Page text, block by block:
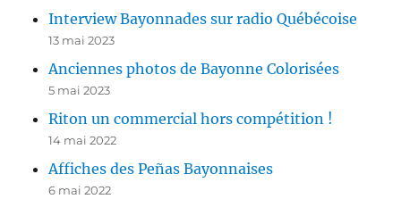
Interview Bayonnades sur radio Québécoise
13 mai 2023
Anciennes photos de Bayonne Colorisées
5 mai 2023
Riton un commercial hors compétition !
14 mai 2022
Affiches des Peñas Bayonnaises
6 mai 2022